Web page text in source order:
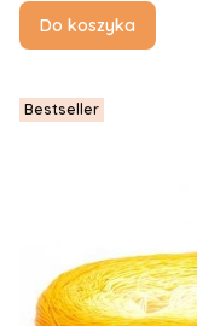
Do koszyka
Bestseller